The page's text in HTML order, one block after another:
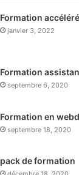
Formation
janvier 3, 2022
Formation
septembre 6, 2020
Formation en
septembre 18, 2020
pack de formation